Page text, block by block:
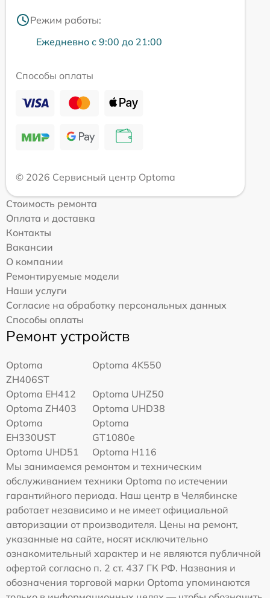
Режим работы:
Ежедневно с 9:00 до 21:00
Способы оплаты
© 2026 Сервисный центр Optoma
Стоимость ремонта
Оплата и доставка
Контакты
Вакансии
О компании
Ремонтируемые модели
Наши услуги
Согласие на обработку персональных данных
Способы оплаты
Ремонт устройств
Optoma
ZH406ST
Optoma 4K550
Optoma EH412
Optoma UHZ50
Optoma ZH403
Optoma UHD38
Optoma
EH330UST
Optoma
GT1080e
Optoma UHD51
Optoma H116
Мы занимаемся ремонтом и техническим
обслуживанием техники Optoma по истечении
гарантийного периода. Наш центр в Челябинске
работает независимо и не имеет официальной
авторизации от производителя. Цены на ремонт,
указанные на сайте, носят исключительно
ознакомительный характер и не являются публичной
офертой согласно п. 2 ст. 437 ГК РФ. Названия и
обозначения торговой марки Optoma упоминаются